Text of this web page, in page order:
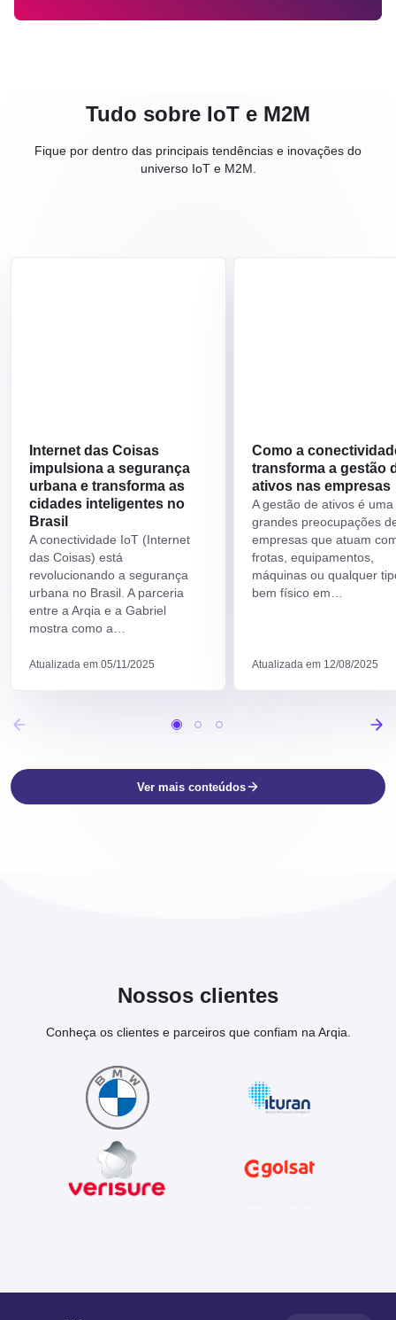
Tudo sobre IoT e M2M
Fique por dentro das principais tendências e inovações do
universo IoT e M2M.
Internet das Coisas
impulsiona a segurança
urbana e transforma as
cidades inteligentes no
Brasil
A conectividade IoT (Internet
das Coisas) está
revolucionando a segurança
urbana no Brasil. A parceria
entre a Arqia e a Gabriel
mostra como a…
Atualizada em 05/11/2025
Como a
transforma a gestão
ativos nas empresas
A gestão de ativos é
grandes preocupações
empresas que atuam
frotas, equipamentos,
máquinas ou qualquer
bem físico em…
Atualizada em 12/08/2025
Ver mais conteúdos
Nossos clientes
Conheça os clientes e parceiros que confiam na Arqia.